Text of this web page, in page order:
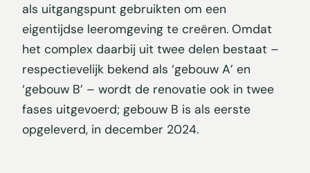
als uitgangspunt gebruikten om een
eigentijdse leeromgeving te creëren. Omdat
het complex daarbij uit twee delen bestaat –
respectievelijk bekend als ‘gebouw A’ en
‘gebouw B’ – wordt de renovatie ook in twee
fases uitgevoerd; gebouw B is als eerste
opgeleverd, in december 2024.